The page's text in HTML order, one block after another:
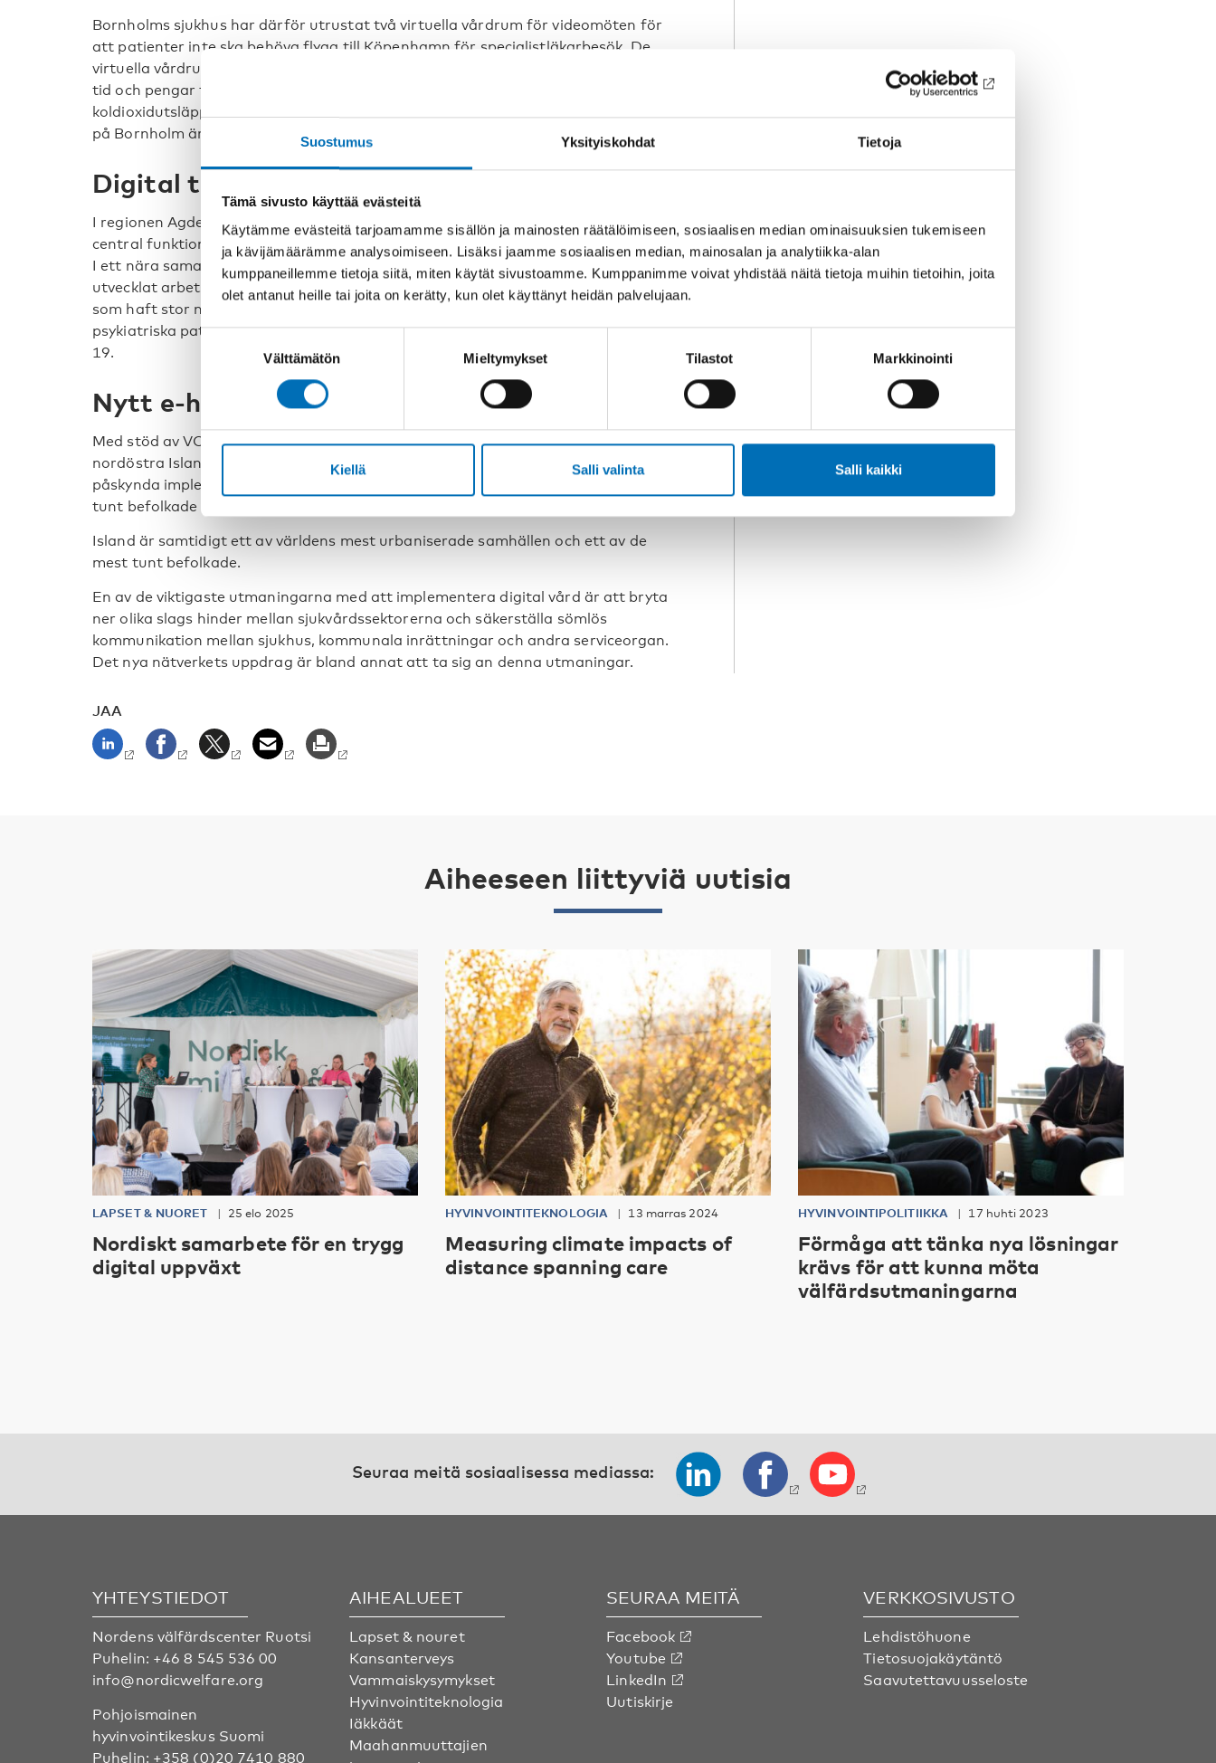
Suostumus Yksityiskohdat Tietoja
Tämä sivusto käyttää evästeitä
Käytämme evästeitä tarjoamamme sisällön ja mainosten räätälöimiseen, sosiaalisen median ominaisuuksien tukemiseen
ja kävijämäärämme analysoimiseen. Lisäksi jaamme sosiaalisen median, mainosalan ja analytiikka-alan
kumppaneillemme tietoja siitä, miten käytät sivustoamme. Kumppanimme voivat yhdistää näitä tietoja muihin tietoihin, joita
olet antanut heille tai joita on kerätty, kun olet käyttänyt heidän palvelujaan.
Suostumuksen
Välttämätön Mieltymykset Tilastot Markkinointi
Kiellä Salli valinta Salli kaikki
Bornholms sjukhus har därför utrustat två virtuella vårdrum för videomöten för
att patienter inte ska behöva flyga till Köpenhamn för specialistläkarbesök. De
virtuella vårdrummen är ett alternativt sätt för möte med specialister och sparar
tid och pengar för patienterna – samtidigt som det har en positiv effekt på
koldioxidutsläpp med minskat antal flygresor. Både patienter och vårdpersonalen
på Bornholm är nöjda med den virtuella lösningen.
Digital telehälsa
I regionen Agder regionen i Norge har 25 kommuner samarbetat om en regional
central funktion för monitorering av telemedicin och fjärruppföljning av patienter.
I ett nära samarbete mellan kommunerna, sjukhusen och primärvården har ett
utvecklat arbetssätt med distanslösningar varit mycket framgångsrikt. Patienter
som haft stor nytta av lösningen är exempelvis de med kroniska sjukdomar
psykiatriska patienter och nu senast även patienter som återhämta sig från covid-
19.
Nytt e-hälsonätverk
Med stöd av VOPD har ett nytt e-hälso- och välfärdsteknologinätverk bildats på
nordöstra Island. Målet med nätverket och det påbörjade samarbetet är att
påskynda implementering av distanslösningar i regionen men även andra nordliga
tunt befolkade områden i landet.
Island är samtidigt ett av världens mest urbaniserade samhällen och ett av de
mest tunt befolkade.
En av de viktigaste utmaningarna med att implementera digital vård är att bryta
ner olika slags hinder mellan sjukvårdssektorerna och säkerställa sömlös
kommunikation mellan sjukhus, kommunala inrättningar och andra serviceorgan.
Det nya nätverkets uppdrag är bland annat att ta sig an denna utmaningar.
JAA
Aiheeseen liittyviä uutisia
LAPSET & NUORET 25 elo 2025
Nordiskt samarbete för en trygg
digital uppväxt
HYVINVOINTITEKNOLOGIA 13 marras 2024
Measuring climate impacts of
distance spanning care
HYVINVOINTIPOLITIIKKA 17 huhti 2023
Förmåga att tänka nya lösningar
krävs för att kunna möta
välfärdsutmaningarna
Seuraa meitä sosiaalisessa mediassa:
YHTEYSTIEDOT
Nordens välfärdscenter Ruotsi
Puhelin: +46 8 545 536 00
info@nordicwelfare.org
Pohjoismainen
hyvinvointikeskus Suomi
Puhelin: +358 (0)20 7410 880
AIHEALUEET
Lapset & nouret
Kansanterveys
Vammaiskysymykset
Hyvinvointiteknologia
Iäkkäät
Maahanmuuttajien
SEURAA MEITÄ
Facebook
Youtube
LinkedIn
Uutiskirje
VERKKOSIVUSTO
Lehdistöhuone
Tietosuojakäytäntö
Saavutettavuusseloste